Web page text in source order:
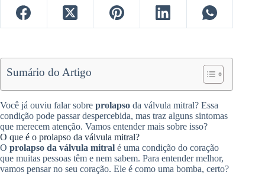
Sumário do Artigo
Você já ouviu falar sobre prolapso da válvula mitral? Essa
condição pode passar despercebida, mas traz alguns sintomas
que merecem atenção. Vamos entender mais sobre isso?
O que é o prolapso da válvula mitral?
O prolapso da válvula mitral é uma condição do coração
que muitas pessoas têm e nem sabem. Para entender melhor,
vamos pensar no seu coração. Ele é como uma bomba, certo?